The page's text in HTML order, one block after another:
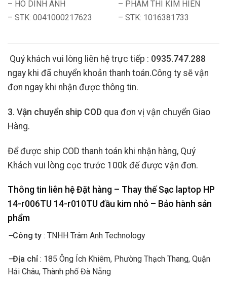
– HO DINH ANH
– STK: 0041000217623
– PHAM THI KIM HIEN
– STK: 1016381733
Quý khách vui lòng liên hệ trực tiếp : 0935.747.288
ngay khi đã chuyển khoản thanh toán.Công ty sẽ vận
đơn ngay khi nhận được thông tin.
3. Vận chuyển ship COD qua đơn vị vận chuyển Giao
Hàng.
Để được ship COD thanh toán khi nhận hàng, Quý
Khách vui lòng cọc trước 100k để được vận đơn.
Thông tin liên hệ Đặt hàng – Thay thế Sạc laptop HP
14-r006TU 14-r010TU đầu kim nhỏ – Bảo hành sản
phẩm
–Công ty : TNHH Trâm Anh Technology
–Địa chỉ : 185 Ông Ích Khiêm, Phường Thạch Thang, Quận
Hải Châu, Thành phố Đà Nẵng